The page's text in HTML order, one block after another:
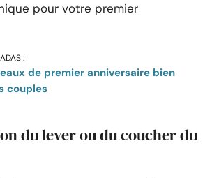
pour votre premier
:
de premier anniversaire bien
couples
du lever ou du coucher du